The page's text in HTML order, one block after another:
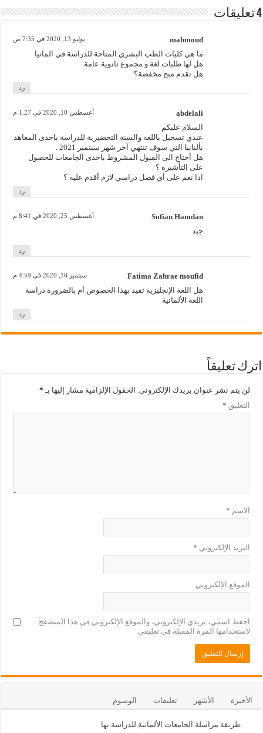
4 تعليقات
mahmoud يوليو 13, 2020 في 7:35 ص
ما هي كليات الطب البشري المتاحة للدراسة في المانيا
هل لها طلبات لغة و مجموع ثانوية عامة
هل تقدم منح مخفضة؟
رد
abdelali أغسطس 10, 2020 في 1:27 م
السلام عليكم
عندي تسجيل باللغة والسنة التحضيرية للدراسة باحدى المعاهد
بألنانيا التي سوف تنتهي آخر شهر سبتمبر 2021 .
هل أحتاج الى القبول المشروط باحدى الجامعات للحصول
على التأشيرة ؟
ادا نعم على أي فصل دراسي لازم أقدم عليه ؟
رد
Sofian Hamdan أغسطس 25, 2020 في 8:41 م
جيد
رد
Fatima Zahrae moufid سبتمبر 18, 2020 في 4:59 م
هل اللغة الإنجليزية تفيد بهذا الخصوص أم بالضرورة دراسة
اللغة الألمانية
رد
اترك تعليقاً
لن يتم نشر عنوان بريدك الإلكتروني. الحقول الإلزامية مشار إليها بـ *
التعليق *
الاسم *
البريد الإلكتروني *
الموقع الإلكتروني
احفظ اسمي، بريدي الإلكتروني، والموقع الإلكتروني في هذا المتصفح
لاستخدامها المرة المقبلة في تعليقي.
الأخيرة الأشهر تعليقات الوسوم
طريقة مراسلة الجامعات الألمانية للدراسة بها